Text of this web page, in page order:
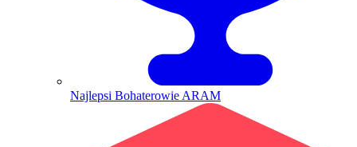
Najlepsi Bohaterowie ARAM